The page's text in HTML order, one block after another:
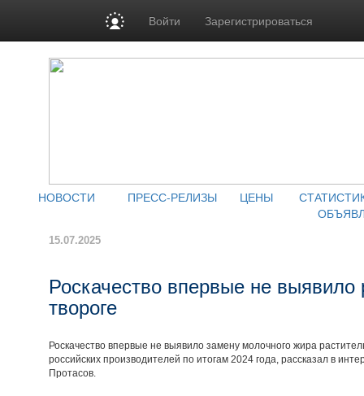
Войти Зарегистрироваться
НОВОСТИ ПРЕСС-РЕЛИЗЫ ЦЕНЫ
15.07.2025
Роскачество впервые не выявило
твороге
Роскачество впервые не выявило замену молочного жира
российских производителей по итогам 2024 года, рассказал в
Протасов.